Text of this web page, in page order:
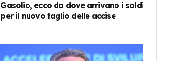
Gasolio, ecco da dove arrivano i soldi
per il nuovo taglio delle accise